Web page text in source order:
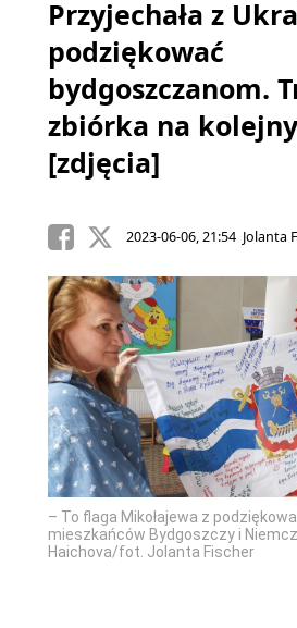
Przyjechała z
podziękować
bydgoszczanom.
zbiórka na
[zdjęcia]
2023-06-06, 21:54 Jolanta
– To flaga Mikołajewa z
mieszkańców Bydgoszczy i
Haichova/fot. Jolanta Fischer